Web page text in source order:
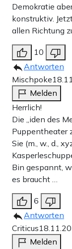
Demokratie
konstruktiv.
allen Richtung
10
Antworten
Mischpoke
Melden
Herrlich!
Die „iden des
Puppentheater
Sie (m., w., d.,
Bin gespannt,
es braucht …
6
Antworten
Criticus
Melden